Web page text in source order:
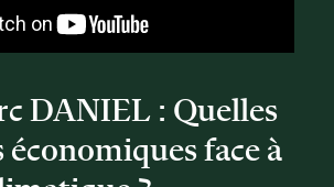
DANIEL : Quelles
économiques face à